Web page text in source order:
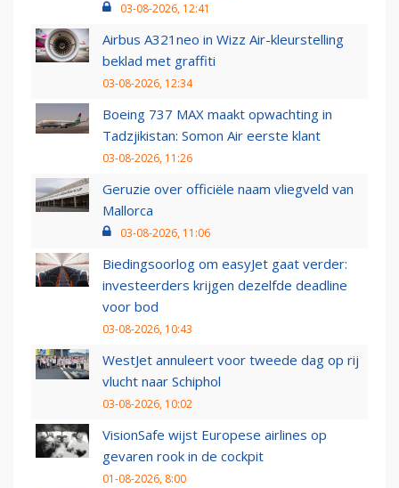
03-08-2026, 12:41
Airbus A321neo in Wizz Air-kleurstelling
beklad met graffiti
03-08-2026, 12:34
Boeing 737 MAX maakt opwachting in
Tadzjikistan: Somon Air eerste klant
03-08-2026, 11:26
Geruzie over officiële naam vliegveld van
Mallorca
03-08-2026, 11:06
Biedingsoorlog om easyJet gaat verder:
investeerders krijgen dezelfde deadline
voor bod
03-08-2026, 10:43
WestJet annuleert voor tweede dag op rij
vlucht naar Schiphol
03-08-2026, 10:02
VisionSafe wijst Europese airlines op
gevaren rook in de cockpit
01-08-2026, 8:00